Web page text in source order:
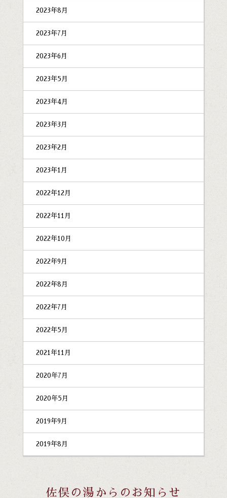
2023年8月
2023年7月
2023年6月
2023年5月
2023年4月
2023年3月
2023年2月
2023年1月
2022年12月
2022年11月
2022年10月
2022年9月
2022年8月
2022年7月
2022年5月
2021年11月
2020年7月
2020年5月
2019年9月
2019年8月
佐俣の湯からのお知らせ